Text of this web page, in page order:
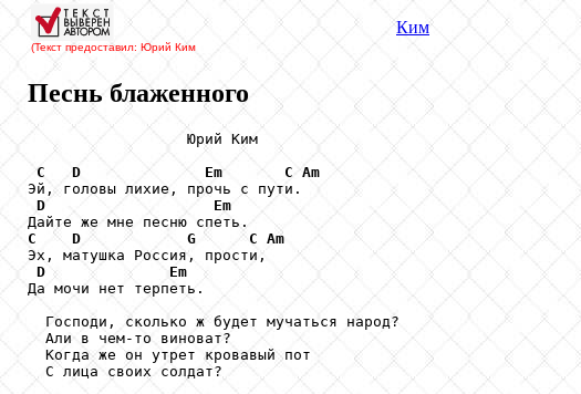
(Текст предоставил: Юрий Ким
Ким
Песнь блаженного
                  Юрий Ким
C
D Em C Am
Эй, головы лихие, прочь с пути.
D
Em
C
D G C Am
Эх, матушка Россия, прости,
D
Em
Да мочи нет терпеть.
  Господи, сколько ж будет мучаться народ?
  Али в чем-то виноват?
  Когда же он утрет кровавый пот
  С лица своих солдат?